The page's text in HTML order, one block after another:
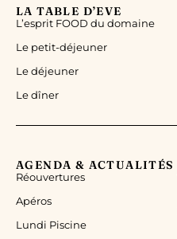
LA TABLE D’EVE
L’esprit FOOD du domaine
Le petit-déjeuner
Le déjeuner
Le dîner
AGENDA & ACTUALITÉS
Réouvertures
Apéros
Lundi Piscine